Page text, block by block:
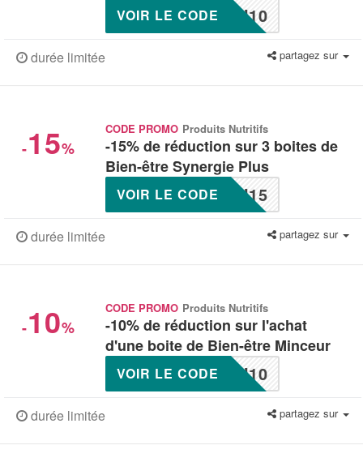
N10
VOIR LE CODE
durée limitée partagez sur
-15%
CODE PROMO Produits Nutritifs
-15% de réduction sur 3 boites de
Bien-être Synergie Plus
N15
VOIR LE CODE
durée limitée partagez sur
-10%
CODE PROMO Produits Nutritifs
-10% de réduction sur l'achat
d'une boite de Bien-être Minceur
N10
VOIR LE CODE
durée limitée partagez sur